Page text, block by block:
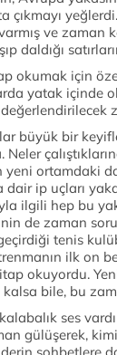
çıkmayı
ve
daldığı
okumak için
yatak içinde
büyük bir
Neler
yeni ortamdaki
dair ip uçları
ilgili hep bu
de zaman
geçirdiği tenis
ilk on
okuyordu.
bile, bu
ses
gülüşerek, kimi